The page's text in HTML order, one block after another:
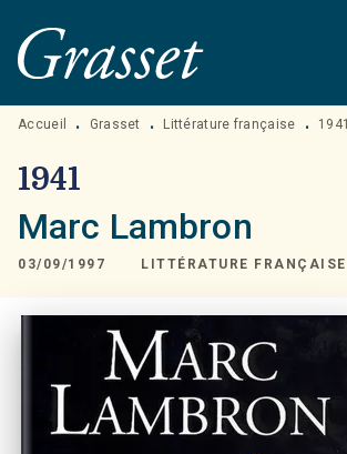
MENU RECHERCHE
PIED DE PAGE
Accueil • Grasset • Littérature française • 1941
1941
Marc Lambron
03/09/1997 LITTÉRATURE FRANÇAISE